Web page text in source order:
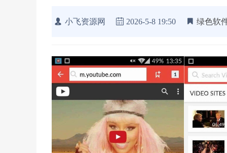
小飞资源网 2026-5-8 19:50 绿色软